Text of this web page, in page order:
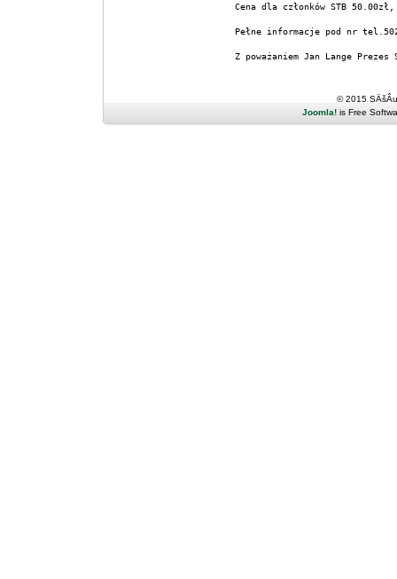
Cena dla członków STB
Pełne informacje pod nr
Z poważaniem Jan Lange Prezes
© 2015
Joomla!is Free